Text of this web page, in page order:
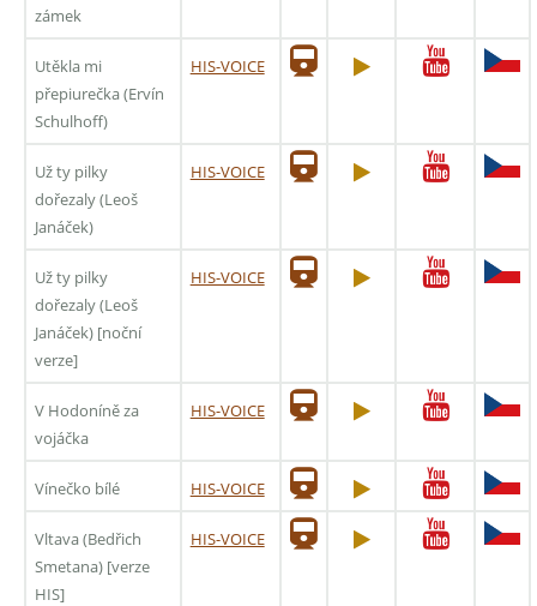
zámek
Utěkla mi
přepiurečka (Ervín
Schulhoff)
HIS-VOICE
Už ty pilky
dořezaly (Leoš
Janáček)
HIS-VOICE
Už ty pilky
dořezaly (Leoš
Janáček) [noční
verze]
HIS-VOICE
V Hodoníně za
vojáčka
HIS-VOICE
Vínečko bílé HIS-VOICE
Vltava (Bedřich
Smetana) [verze
HIS]
HIS-VOICE